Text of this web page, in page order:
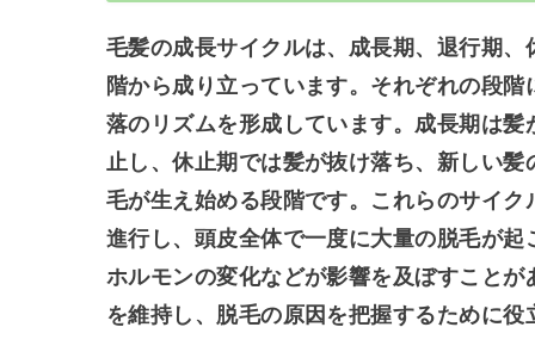
毛髪の成長サイクルは、成長期、退行期
階から成り立っています。それぞれの段
落のリズムを形成しています。成長期は
止し、休止期では髪が抜け落ち、新しい
毛が生え始める段階です。これらのサイ
進行し、頭皮全体で一度に大量の脱毛が
ホルモンの変化などが影響を及ぼすこと
を維持し、脱毛の原因を把握するために役